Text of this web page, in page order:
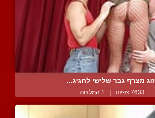
זוג מצרף גבר שלישי לחגיג...
7633 צפיות | 1 המלצות